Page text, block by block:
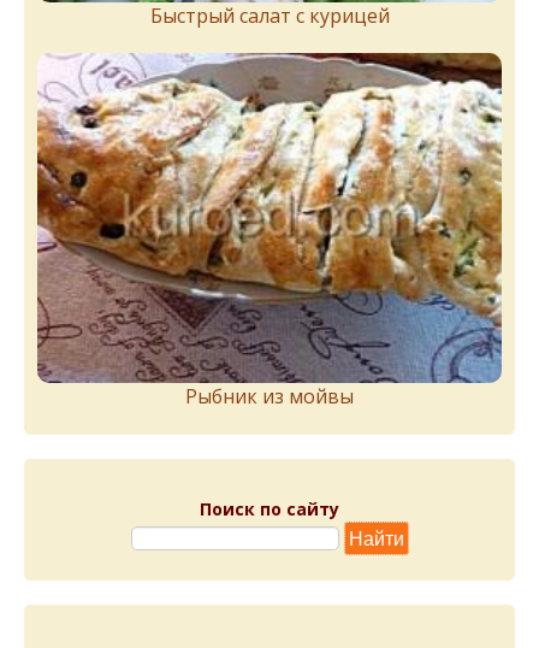
Быстрый салат с курицей
Рыбник из мойвы
Поиск по сайту